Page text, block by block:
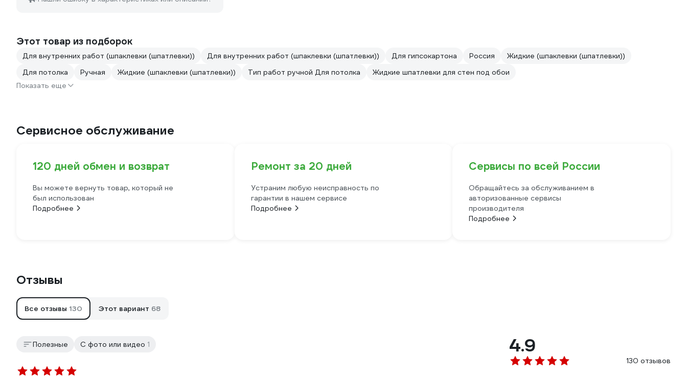
Этот товар из подборок
Для внутренних работ (шпаклевки (шпатлевки)) Для внутренних работ (шпаклевки (шпатлевки)) Для гипсокартона Россия
Жидкие (шпаклевки (шпатлевки))
Для потолка
Ручная Жидкие (шпаклевки (шпатлевки)) Тип работ ручной Для потолка
Жидкие шпатлевки для стен под обои
Показать еще
Сервисное обслуживание
120 дней обмен и возврат
Вы можете вернуть товар, который не
был использован
Подробнее
Ремонт за 20 дней
Устраним любую неисправность по
гарантии в нашем сервисе
Подробнее
Сервисы по всей России
Обращайтесь за обслуживанием в
авторизованные сервисы
производителя
Подробнее
Отзывы
Все отзывы 130 Этот вариант 68
4.9
130 отзывов
Полезные С фото или видео 1